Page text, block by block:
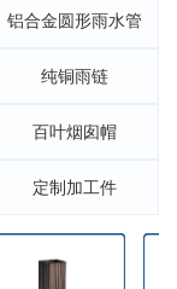
铝合金圆形雨水管
纯铜雨链
百叶烟囱帽
定制加工件